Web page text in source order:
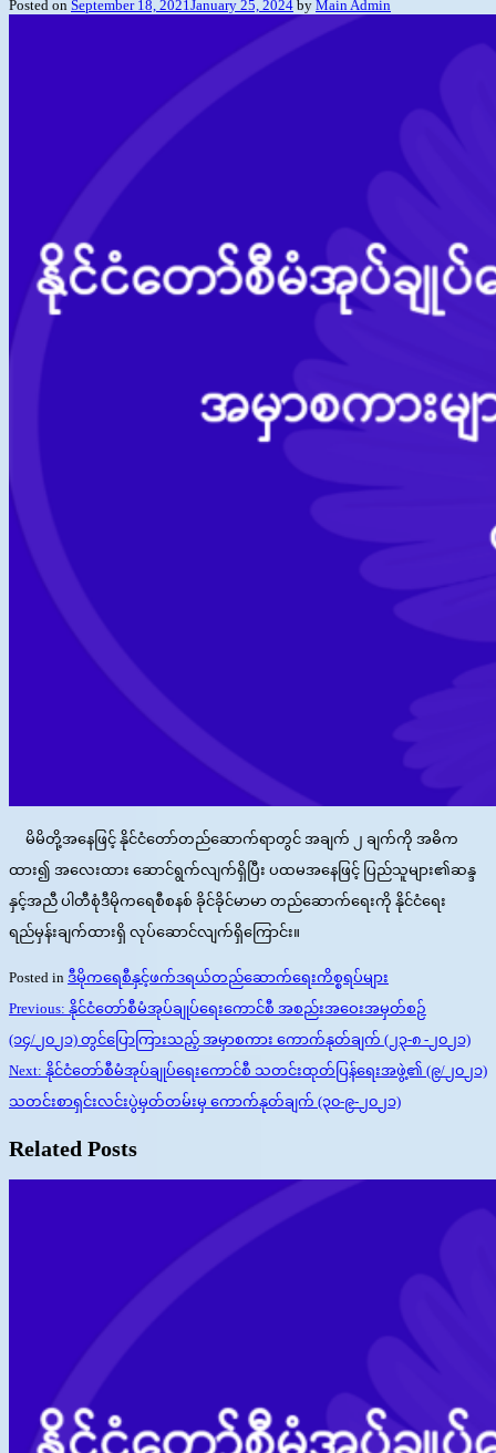
Posted on September 18, 2021January 25, 2024 by Main Admin
မိမိတို့အနေဖြင့် နိုင်ငံတော်တည်ဆောက်ရာတွင် အချက် ၂ ချက်ကို အဓိက
ထား၍ အလေးထား ဆောင်ရွက်လျက်ရှိပြီး ပထမအနေဖြင့် ပြည်သူများ၏ဆန္ဒ
နှင့်အညီ ပါတီစုံဒီမိုကရေစီစနစ် ခိုင်ခိုင်မာမာ တည်ဆောက်ရေးကို နိုင်ငံရေး
ရည်မှန်းချက်ထားရှိ လုပ်ဆောင်လျက်ရှိကြောင်း။
Posted in ဒီမိုကရေစီနှင့်ဖက်ဒရယ်တည်ဆောက်‌ရေးကိစ္စရပ်များ
Post
navigation
Previous: နိုင်ငံတော်စီမံအုပ်ချုပ်ရေးကောင်စီ အစည်းအဝေးအမှတ်စဉ်
(၁၄/၂၀၂၁) တွင်ပြောကြားသည့် အမှာစကား ကောက်နုတ်ချက် (၂၃-၈ -၂၀၂၁)
Next: နိုင်ငံတော်စီမံအုပ်ချုပ်ရေးကောင်စီ သတင်းထုတ်ပြန်ရေးအဖွဲ့၏ (၉/၂၀၂၁)
သတင်းစာရှင်းလင်းပွဲမှတ်တမ်းမှ ကောက်နုတ်ချက် (၃၀-၉-၂၀၂၁)
Related Posts